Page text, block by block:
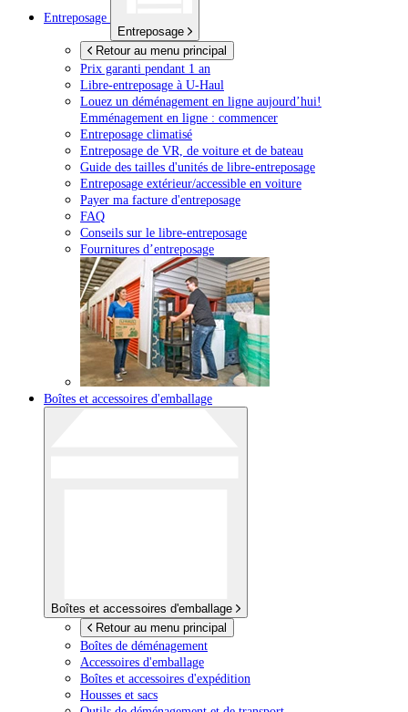
Entreposage
Entreposage
Retour au menu principal
Prix garanti pendant 1 an
Libre-entreposage à U-Haul
Louez un déménagement en ligne aujourd’hui!
Emménagement en ligne : commencer
Entreposage climatisé
Entreposage de VR, de voiture et de bateau
Guide des tailles d'unités de libre-entreposage
Entreposage extérieur/accessible en voiture
Payer ma facture d'entreposage
FAQ
Conseils sur le libre-entreposage
Fournitures d’entreposage
Boîtes et accessoires d'emballage
Boîtes et accessoires d'emballage
Retour au menu principal
Boîtes de déménagement
Accessoires d'emballage
Boîtes et accessoires d'expédition
Housses et sacs